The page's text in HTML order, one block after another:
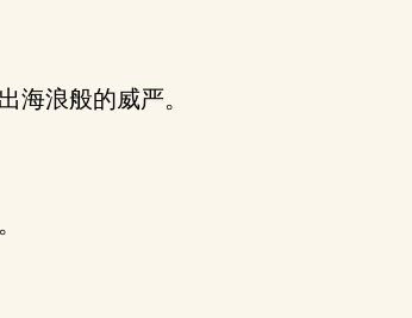
海浪般的威严。